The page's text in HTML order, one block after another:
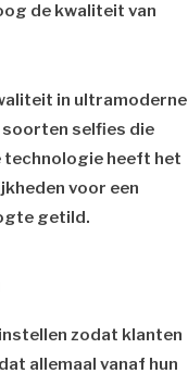
de kwaliteit van
in ultramoderne
soorten selfies die
technologie heeft het
voor een
getild.
zodat klanten
allemaal vanaf hun